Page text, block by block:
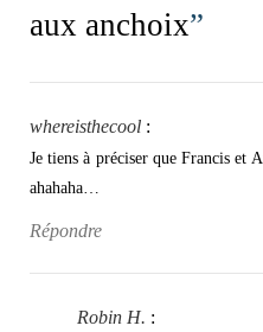
aux anchoix”
whereisthecool :
Je tiens à préciser que Francis et
ahahaha…
Répondre
Robin H. :